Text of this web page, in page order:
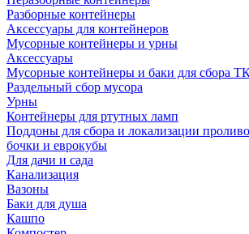
Разборные контейнеры
Аксессуары для контейнеров
Мусорные контейнеры и урны
Аксессуары
Мусорные контейнеры и баки для сбора
Раздельный сбор мусора
Урны
Контейнеры для ртутных ламп
Поддоны для сбора и локализации
бочки и еврокубы
Для дачи и сада
Канализация
Вазоны
Баки для душа
Кашпо